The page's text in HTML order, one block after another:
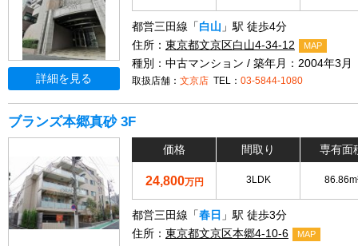
詳細を見る
都営三田線「 白山 」駅 徒歩4分
住所： 東京都文京区白山4-34-12 MAP
種別：中古マンション / 築年月：2004年3月
取扱店舗： 文京店 TEL： 03-5844-1080
ブランズ本郷真砂 3F
価格 間取り 専有面
24,800万円 3LDK
都営三田線「 春日 」駅 徒歩3分
住所： 東京都文京区本郷4-10-6 MAP